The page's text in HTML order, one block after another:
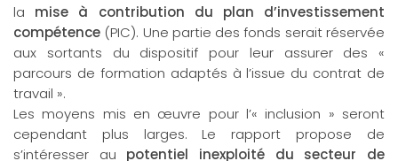
la mise à contribution du plan d’investissement
compétence (PIC). Une partie des fonds serait réservée
aux sortants du dispositif pour leur assurer des «
parcours de formation adaptés à l’issue du contrat de
travail ».
Les moyens mis en œuvre pour l’« inclusion » seront
cependant plus larges. Le rapport propose de
s’intéresser au potentiel inexploité du secteur de